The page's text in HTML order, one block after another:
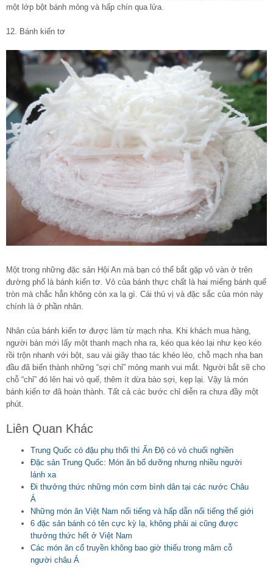
một lớp bột bánh mỏng và hấp chín qua lửa.
12. Bánh kiến tơ
Một trong những đặc sản Hội An mà bạn có thể bắt gặp vô vàn ở trên
đường phố là bánh kiến tơ. Vỏ của bánh thực chất là hai miếng bánh quế
tròn mà chắc hẳn không còn xa lạ gì. Cái thú vị và đặc sắc của món này
chính là ở phần nhân.
Nhân của bánh kiến tơ được làm từ mạch nha. Khi khách mua hàng,
người bán mới lấy một thanh mạch nha ra, kéo qua kéo lại như kẹo kéo
rồi trộn nhanh với bột, sau vài giây thao tác khéo léo, chỗ mạch nha ban
đầu đã biến thành những “sợi chỉ” mỏng manh vui mắt. Người bắt sẽ cho
chỗ “chỉ” đó lên hai vỏ quế, thêm ít dừa bào sợi, kẹp lại. Vậy là món
bánh kiến tơ đã hoàn thành. Tất cả các bước chỉ diễn ra chưa đầy một
phút.
Liên Quan Khác
Trung Quốc có đậu phụ thối thì Ấn Độ có vỏ chuối nghiền
Đặc sản Trung Quốc: Món ăn bổ dưỡng nhưng nhiều người
lánh xa
Đi thưởng thức những món cơm bình dân tại các nước Châu
Á
Những món ăn Việt Nam nổi tiếng và hấp dẫn nổi tiếng thế giới
6 đặc sản bánh có tên cực kỳ lạ, không phải ai cũng được
thưởng thức hết ở Việt Nam
Các món ăn cổ truyền không bao giờ thiếu trong mâm cỗ
người châu Á